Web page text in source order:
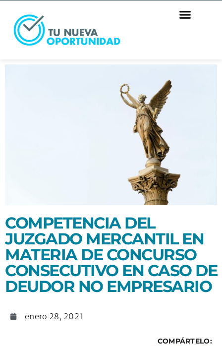
COMPETENCIA DEL
JUZGADO MERCANTIL EN
MATERIA DE CONCURSO
CONSECUTIVO EN CASO DE
DEUDOR NO EMPRESARIO
enero 28, 2021
COMPÁRTELO: